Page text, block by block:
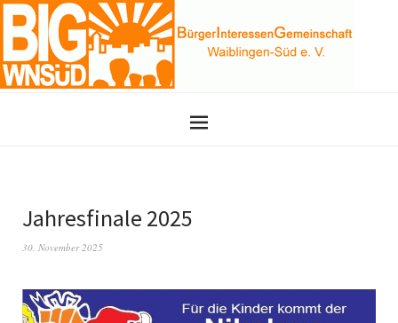
Jahresfinale 2025
30. November 2025